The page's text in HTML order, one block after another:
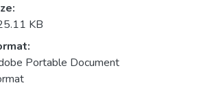
KB
Portable Document